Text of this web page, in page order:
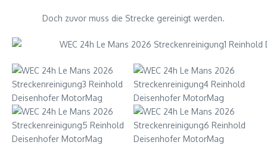
Doch zuvor muss die Strecke gereinigt werden.